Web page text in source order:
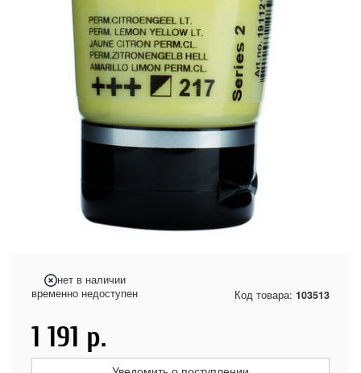
нет в наличии
временно недоступен
Код товара: 103513
1 191 р.